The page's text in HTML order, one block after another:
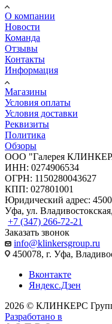
О компании
Новости
Команда
Отзывы
Контакты
Информация
Магазины
Условия оплаты
Условия доставки
Реквизиты
Политика
Обзоры
ООО "Галерея
ИНН: 0274906534
ОГРН: 1150280043627
КПП: 027801001
Юридический адрес:
Уфа, ул.
+7 (347) 266-72-21
Заказать звонок
info@klinkersgroup.ru
450078, г. Уфа,
Вконтакте
Яндекс.Дзен
2026 © КЛИНКЕРС Групп
Разработано в